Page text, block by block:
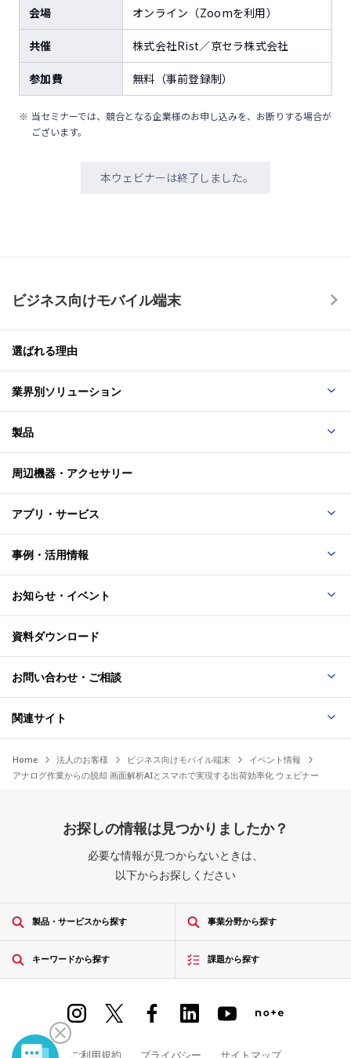
会場 オンライン（Zoomを利用）
共催 株式会社Rist／京セラ株式会社
参加費 無料（事前登録制）
当セミナーでは、競合となる企業様のお申し込みを、お断りする場合が
ございます。
本ウェビナーは終了しました。
ビジネス向けモバイル端末
選ばれる理由
業界別ソリューション
製品
周辺機器・アクセサリー
アプリ・サービス
事例・活用情報
お知らせ・イベント
資料ダウンロード
お問い合わせ・ご相談
関連サイト
Home 法人のお客様 ビジネス向けモバイル端末
イベント情報
アナログ作業からの脱却 画面解析AIとスマホで実現する出荷効率化 ウェビナー
お探しの情報は見つかりましたか？
必要な情報が見つからないときは、
以下からお探しください
製品・サービスから探す 事業分野から探す
キーワードから探す 課題から探す
ご利用規約 プライバシー サイトマップ